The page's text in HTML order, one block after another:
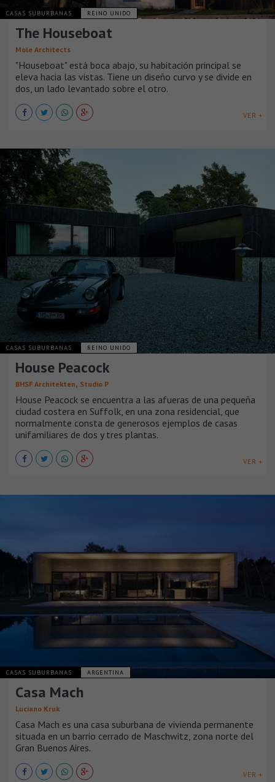
CASAS SUBURBANAS REINO UNIDO
The Houseboat
Mole Architects
"Houseboat" está boca abajo, su habitación principal se
eleva hacia las vistas. Tiene un diseño curvo y se divide en
dos, un lado levantado sobre el otro.
VER +
CASAS SUBURBANAS REINO UNIDO
House Peacock
BHSF Architekten, Studio P
House Peacock se encuentra a las afueras de una pequeña
ciudad costera en Suffolk, en una zona residencial, que
normalmente consta de generosos ejemplos de casas
unifamiliares de dos y tres plantas.
VER +
CASAS SUBURBANAS ARGENTINA
Casa Mach
Luciano Kruk
Casa Mach es una casa suburbana de vivienda permanente
situada en un barrio cerrado de Maschwitz, zona norte del
Gran Buenos Aires.
VER +